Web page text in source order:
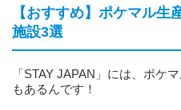
【おすすめ】ポケマル
施設3選
「STAY JAPAN」には、ポケ
もあるんです！